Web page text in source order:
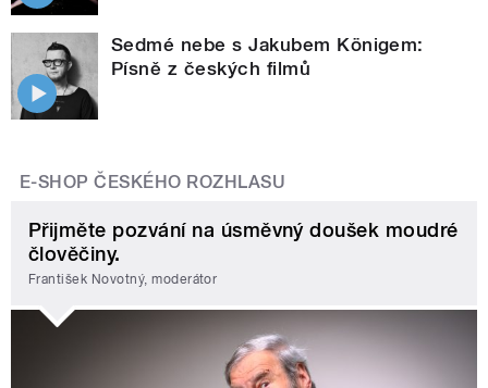
Sedmé nebe s Jakubem Königem:
Písně z českých filmů
E-SHOP ČESKÉHO ROZHLASU
Přijměte pozvání na úsměvný doušek moudré
člověčiny.
František Novotný, moderátor